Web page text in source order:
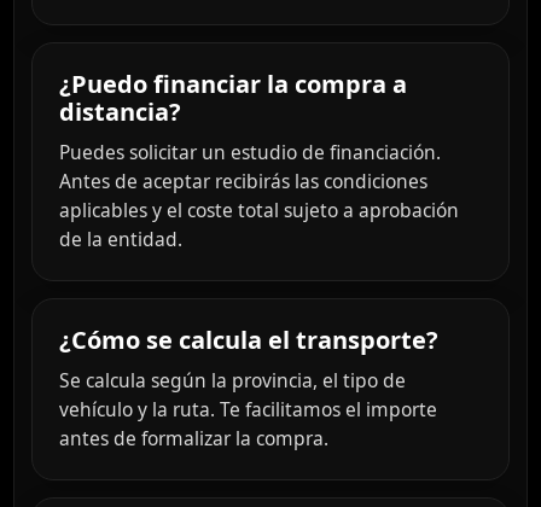
¿Puedo financiar la compra a
distancia?
Puedes solicitar un estudio de financiación.
Antes de aceptar recibirás las condiciones
aplicables y el coste total sujeto a aprobación
de la entidad.
¿Cómo se calcula el transporte?
Se calcula según la provincia, el tipo de
vehículo y la ruta. Te facilitamos el importe
antes de formalizar la compra.